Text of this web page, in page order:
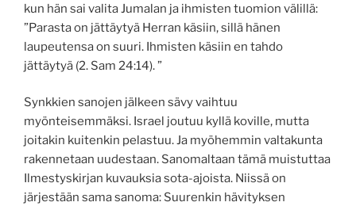
kun hän sai valita Jumalan ja ihmisten tuomion välillä:
”Parasta on jättäytyä Herran käsiin, sillä hänen
laupeutensa on suuri. Ihmisten käsiin en tahdo
jättäytyä (2. Sam 24:14). ”
Synkkien sanojen jälkeen sävy vaihtuu
myönteisemmäksi. Israel joutuu kyllä koville, mutta
joitakin kuitenkin pelastuu. Ja myöhemmin valtakunta
rakennetaan uudestaan. Sanomaltaan tämä muistuttaa
Ilmestyskirjan kuvauksia sota-ajoista. Niissä on
järjestään sama sanoma: Suurenkin hävityksen